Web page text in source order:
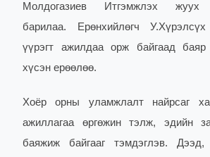
Молдогазиев Итгэмжлэх жуух
барилаа.
Ерөнхийлөгч
үүрэгт ажилдаа орж байгаад
хүсэн ерөөлөө.
Хоёр орны уламжлалт найрсаг
ажиллагаа өргөжин тэлж, эдийн
баяжиж байгааг тэмдэглэв. Дээд,